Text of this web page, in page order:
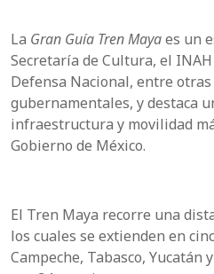
La Gran Guía Tren Mayaes un
Secretaría de Cultura, el
Defensa Nacional, entre
gubernamentales, y destaca
infraestructura y movilidad
Gobierno de México.
El Tren Maya recorre una
los cuales se extienden en
Campeche, Tabasco, Yucatán